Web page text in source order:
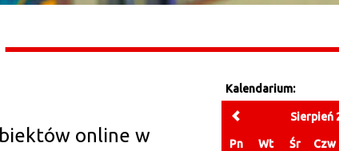
online w
Kalendarium:
Sierpień
Pn Wt Śr Czw